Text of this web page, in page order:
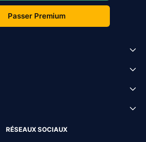
Passer Premium
RÉSEAUX SOCIAUX